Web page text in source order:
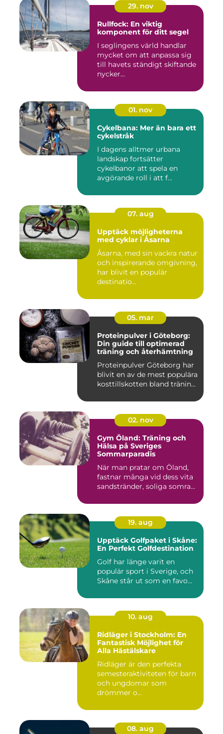
29. nov
Rullfock: En viktig
komponent för ditt segel
I seglingens värld handlar
mycket om att anpassa sig
till havets ständigt skiftande
nycker...
01. nov
Cykelbana: Mer än bara ett
cykelstråk
I dagens alltmer urbana
landskap fortsätter
cykelbanor att spela en
avgörande roll i att f...
07. aug
Upptäck möjligheterna
med cyklar i Åsarna
Åsarna, med sin vackra natur
och inspirerande omgivning,
har blivit en populär
destinatio...
05. mar
Proteinpulver i Göteborg:
Din guide till optimerad
träning och återhämtning
Proteinpulver Göteborg har
blivit en av de mest populära
kosttillskotten bland tränin...
02. nov
Gym Öland: Träning och
Hälsa på Sveriges
Sommarparadis
När man pratar om Öland,
fastnar många vid dess vita
sandstränder, soliga somra...
19. aug
Upptäck Golfpaket i Skåne:
En Perfekt Golfdestination
Golf har länge varit en
populär sport i Sverige, och
Skåne står ut som en favo...
10. aug
Ridläger i Stockholm: En
Fantastisk Möjlighet för
Alla Hästälskare
Ridläger är den perfekta
semesteraktiviteten för barn
och ungdomar som
drömmer o...
08. aug